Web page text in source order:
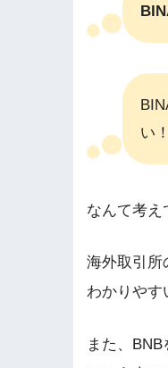
い！
なんて考え
海外取引所
わかりやす
また、